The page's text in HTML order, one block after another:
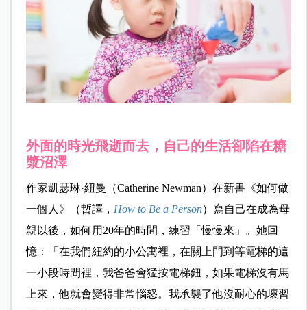
外面的時光飛逝而去，自己的生活卻陷在糖
漿沼澤
作家凱瑟琳·紐曼（Catherine Newman）在新書《如何做
一個人》（暫譯， How to Be a Person）寫自己在成為母
親以後，如何用20年的時間，練習「慢慢來」。她回
憶：「在我們紐約的小公寓裡，在關上門到等電梯的這
一小段時間裡，我爸爸會猛按電梯鈕，如果電梯沒有馬
上來，他就會變得非常惱怒。我承襲了他沒耐心的壞習